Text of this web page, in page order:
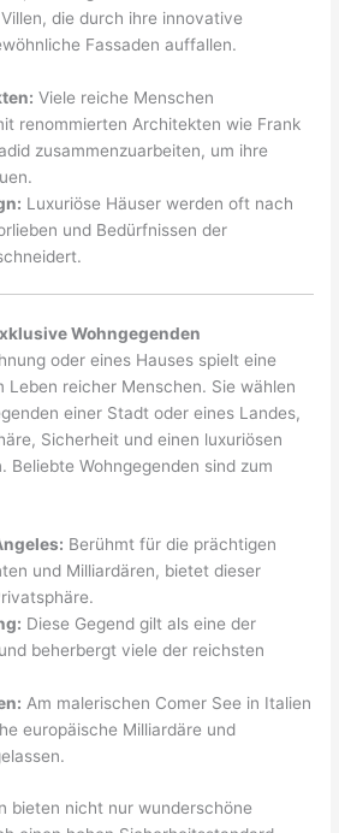
die durch ihre innovative
Fassaden auffallen.
Viele reiche Menschen
renommierten Architekten wie Frank
zusammenzuarbeiten, um ihre
Luxuriöse Häuser werden oft nach
und Bedürfnissen der
Wohngegenden
oder eines Hauses spielt eine
Leben reicher Menschen. Sie wählen
einer Stadt oder eines Landes,
Sicherheit und einen luxuriösen
Beliebte Wohngegenden sind zum
Berühmt für die prächtigen
und Milliardären, bietet dieser
Diese Gegend gilt als eine der
beherbergt viele der reichsten
Am malerischen Comer See in Italien
europäische Milliardäre und
bieten nicht nur wunderschöne